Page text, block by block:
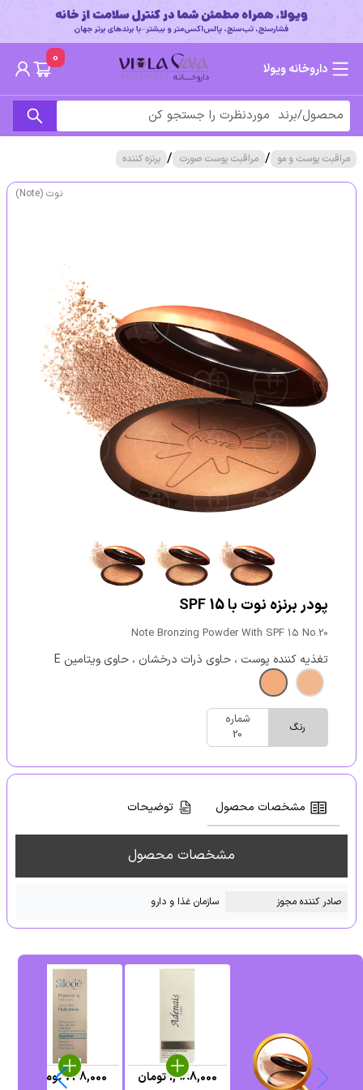
داروخانه ویولا
0
مراقبت پوست و مو / مراقبت پوست صورت / برنزه کننده
نوت (Note)
‫پودر برنزه نوت با SPF 15
Note Bronzing Powder With SPF 15 No.20
تغذیه کننده پوست ، حاوی ذرات درخشان ، حاوی ویتامین E
رنگ
شماره
20
مشخصات محصول توضیحات
مشخصات محصول
صادر کننده مجوز سازمان غذا و دارو
1,988,000تومان 748,000تومان